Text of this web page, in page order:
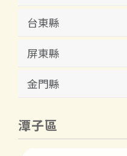
台東縣
屏東縣
金門縣
潭子區